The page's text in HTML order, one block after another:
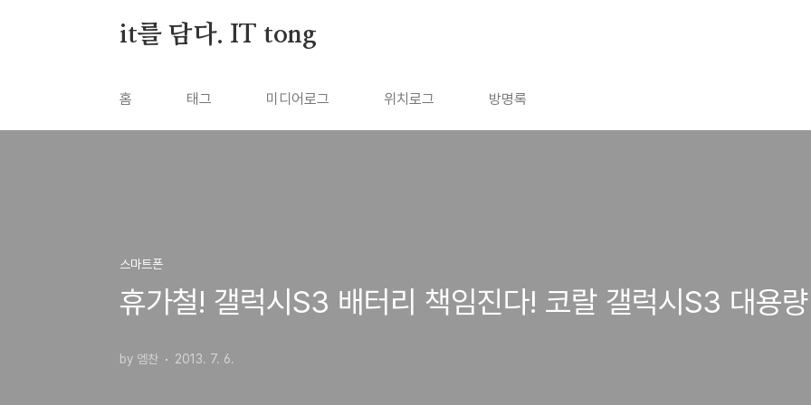
it를 담다. IT tong
홈 태그 미디어로그 위치로그 방명록
스마트폰
휴가철! 갤럭시S3 배터리 책임진다! 코랄 갤럭시S3 대용
by 엠찬 2013. 7. 6.